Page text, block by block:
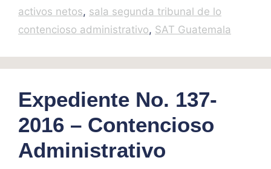
activos netos, sala segunda tribunal de lo
contencioso administrativo, SAT Guatemala
Expediente No. 137-
2016 – Contencioso
Administrativo